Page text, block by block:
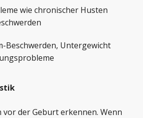
wie chronischer Husten
Beschwerden, Untergewicht
vor der Geburt erkennen. Wenn